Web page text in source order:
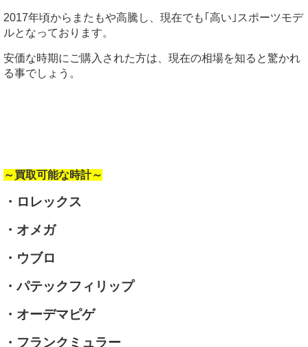
2017年頃からまたもや高騰し、現在でも｢高い｣スポーツモデ
ルとなっております。
安価な時期にご購入された方は、現在の相場を知ると驚かれ
る事でしょう。
～買取可能な時計～
・ロレックス
・オメガ
・ウブロ
・パテックフィリップ
・オーデマピゲ
・フランクミュラー